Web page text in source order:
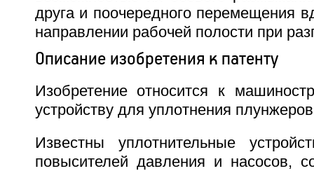
друга и поочередного перемещения
направлении рабочей полости при
Описание изобретения к патенту
Изобретение относится к
устройству для уплотнения
Известны уплотнительные
повысителей давления и насосов,